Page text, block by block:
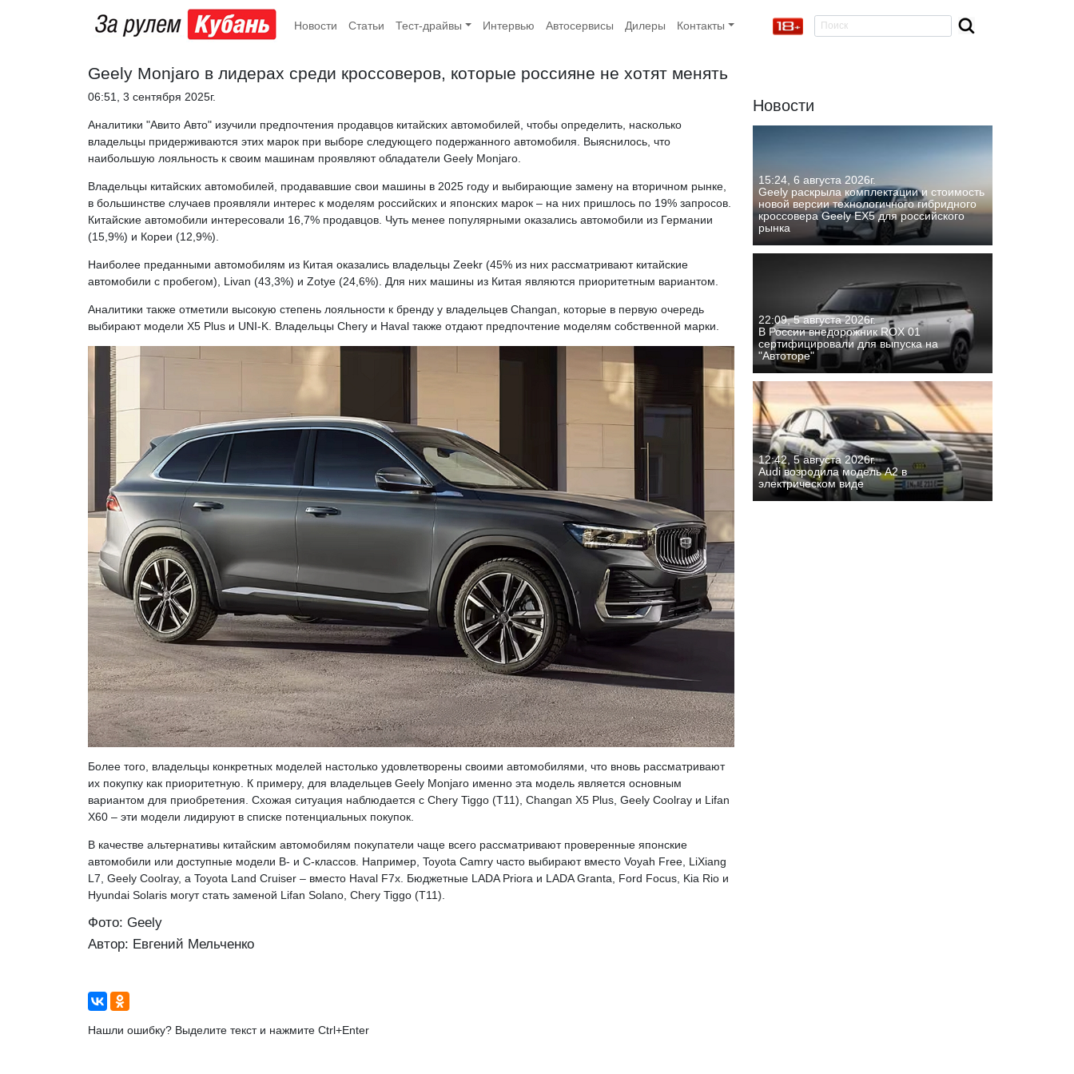
Новости Статьи Тест-драйвы Интервью Автосервисы Дилеры Контакты
Geely Monjaro в лидерах среди кроссоверов, которые россияне не хотят менять
06:51, 3 сентября 2025г.
Аналитики "Авито Авто" изучили предпочтения продавцов китайских автомобилей, чтобы определить, насколько
владельцы придерживаются этих марок при выборе следующего подержанного автомобиля. Выяснилось, что
наибольшую лояльность к своим машинам проявляют обладатели Geely Monjaro.
Владельцы китайских автомобилей, продававшие свои машины в 2025 году и выбирающие замену на вторичном рынке,
в большинстве случаев проявляли интерес к моделям российских и японских марок – на них пришлось по 19% запросов.
Китайские автомобили интересовали 16,7% продавцов. Чуть менее популярными оказались автомобили из Германии
(15,9%) и Кореи (12,9%).
Наиболее преданными автомобилям из Китая оказались владельцы Zeekr (45% из них рассматривают китайские
автомобили с пробегом), Livan (43,3%) и Zotye (24,6%). Для них машины из Китая являются приоритетным вариантом.
Аналитики также отметили высокую степень лояльности к бренду у владельцев Changan, которые в первую очередь
выбирают модели X5 Plus и UNI-K. Владельцы Chery и Haval также отдают предпочтение моделям собственной марки.
Более того, владельцы конкретных моделей настолько удовлетворены своими автомобилями, что вновь рассматривают
их покупку как приоритетную. К примеру, для владельцев Geely Monjaro именно эта модель является основным
вариантом для приобретения. Схожая ситуация наблюдается с Chery Tiggo (T11), Changan X5 Plus, Geely Coolray и Lifan
X60 – эти модели лидируют в списке потенциальных покупок.
В качестве альтернативы китайским автомобилям покупатели чаще всего рассматривают проверенные японские
автомобили или доступные модели B- и C-классов. Например, Toyota Camry часто выбирают вместо Voyah Free, LiXiang
L7, Geely Coolray, а Toyota Land Cruiser – вместо Haval F7x. Бюджетные LADA Priora и LADA Granta, Ford Focus, Kia Rio и
Hyundai Solaris могут стать заменой Lifan Solano, Chery Tiggo (T11).
Фото: Geely
Автор: Евгений Мельченко
Нашли ошибку? Выделите текст и нажмите Ctrl+Enter
Новости
15:24, 6 августа 2026г.
Geely раскрыла комплектации и стоимость
новой версии технологичного гибридного
кроссовера Geely EX5 для российского
рынка
22:09, 5 августа 2026г.
В России внедорожник ROX 01
сертифицировали для выпуска на
"Автоторе"
12:42, 5 августа 2026г.
Audi возродила модель A2 в
электрическом виде